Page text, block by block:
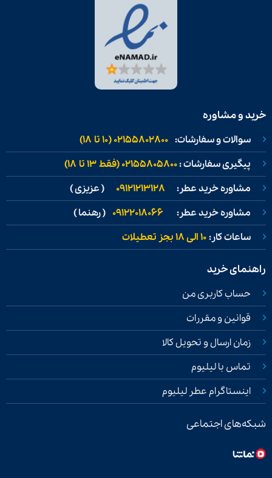
خرید و مشاوره
سوالات و سفارشات: 02155802800 (۱۰ تا ۱۸)
پیگیری سفارشات :02155805800 (فقط ۱۳ تا ۱۸)
مشاوره خرید عطر: 09121213128 ( عزیزی )
مشاوره خرید عطر: 09122018066 ( رهنما )
ساعات کار:۱۰ الی ۱۸ بجز تعطیلات
راهنمای خرید
حساب کاربری من
قوانین و مقررات
زمان ارسال و تحویل کالا
تماس با لیلیوم
اینستاگرام عطر لیلیوم
شبکه‌های اجتماعی